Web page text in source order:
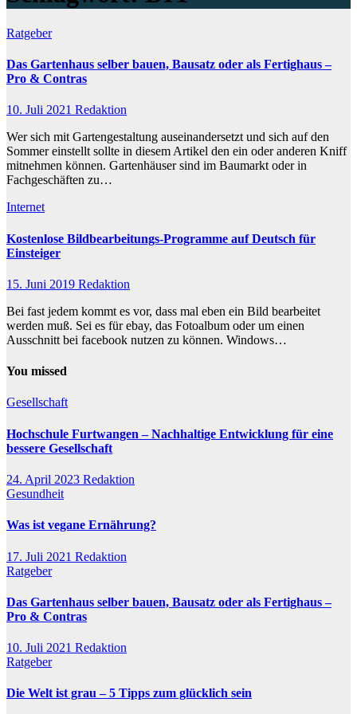
Ratgeber
Das Gartenhaus selber bauen, Bausatz oder als Fertighaus –
Pro & Contras
10. Juli 2021 Redaktion
Wer sich mit Gartengestaltung auseinandersetzt und sich auf den
Sommer einstellt sollte in diesem Artikel den ein oder anderen Kniff
mitnehmen können. Gartenhäuser sind im Baumarkt oder in
Fachgeschäften zu…
Internet
Kostenlose Bildbearbeitungs-Programme auf Deutsch für
Einsteiger
15. Juni 2019 Redaktion
Bei fast jedem kommt es vor, dass mal eben ein Bild bearbeitet
werden muß. Sei es für ebay, das Fotoalbum oder um einen
Ausschnitt bei facebook nutzen zu können. Windows…
You missed
Gesellschaft
Hochschule Furtwangen – Nachhaltige Entwicklung für eine
bessere Gesellschaft
24. April 2023 Redaktion
Gesundheit
Was ist vegane Ernährung?
17. Juli 2021 Redaktion
Ratgeber
Das Gartenhaus selber bauen, Bausatz oder als Fertighaus –
Pro & Contras
10. Juli 2021 Redaktion
Ratgeber
Die Welt ist grau – 5 Tipps zum glücklich sein